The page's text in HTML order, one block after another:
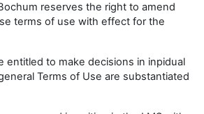
reserves the right to amend
terms of use with effect for the
entitled to make decisions in inpidual
Terms of Use are substantiated